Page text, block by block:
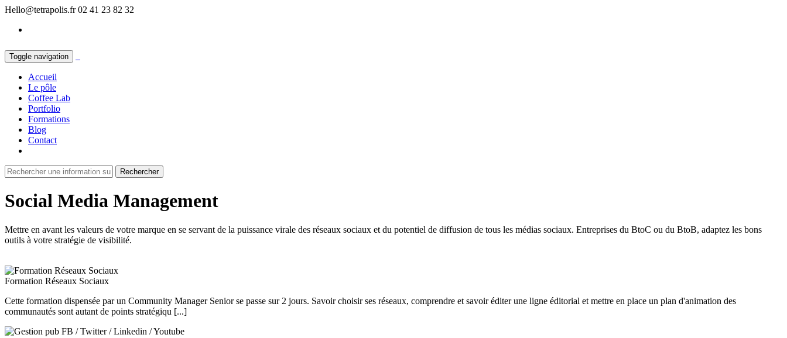
Hello@tetrapolis.fr 02 41 23 82 32
Toggle navigation
Accueil
Le pôle
Coffee Lab
Portfolio
Formations
Blog
Contact
Social Media Management
Mettre en avant les valeurs de votre marque en se servant de la puissance virale des réseaux sociaux et du potentiel de diffusion de tous les médias sociaux. Entreprises du BtoC ou du BtoB, adaptez les bons
outils à votre stratégie de visibilité.
Formation Réseaux Sociaux
Cette formation dispensée par un Community Manager Senior se passe sur 2 jours. Savoir choisir ses réseaux, comprendre et savoir éditer une ligne éditorial et mettre en place un plan d'animation des
communautés sont autant de points stratégiqu [...]